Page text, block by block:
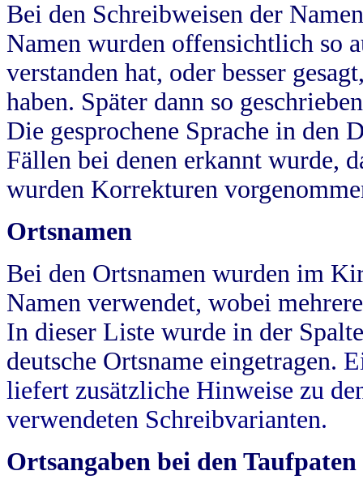
Bei den Schreibweisen der
Namen wurden offensichtlich so
verstanden hat, oder besser
haben. Später dann so
Die gesprochene Sprache in
Fällen bei denen erkannt wurde,
wurden Korrekturen
Ortsnamen
Bei den Ortsnamen wurden im
Namen verwendet, wobei
In dieser Liste wurde in der
deutsche Ortsname eingetragen.
liefert zusätzliche Hinweise zu
verwendeten Schreibvarianten.
Ortsangaben bei den Taufpaten